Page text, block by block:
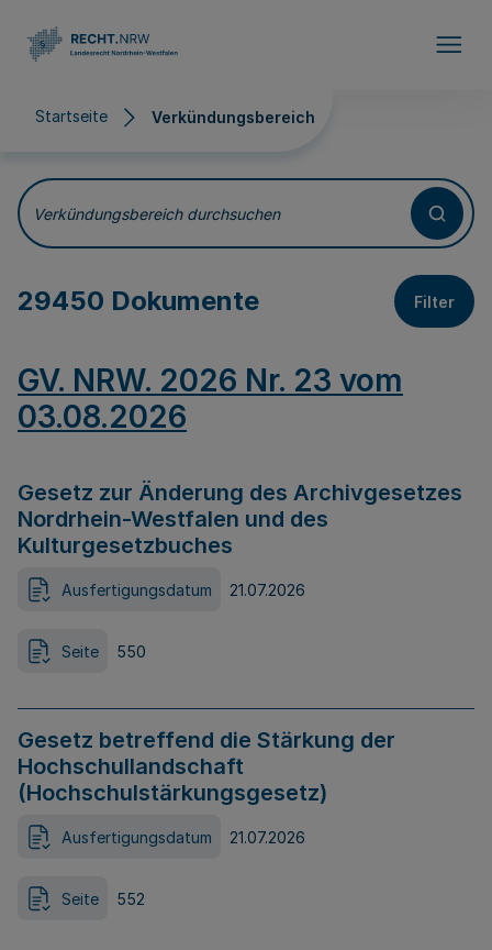
Startseite Verkündungsbereich
Verkündungsbereich
Verkündungsbereich durchsuchen
29450 Dokumente Filter
GV. NRW. 2026 Nr. 23 vom
03.08.2026
Gesetz zur Änderung des Archivgesetzes
Nordrhein-Westfalen und des
Kulturgesetzbuches
Ausfertigungsdatum 21.07.2026
Seite 550
Gesetz betreffend die Stärkung der
Hochschullandschaft
(Hochschulstärkungsgesetz)
Ausfertigungsdatum 21.07.2026
Seite 552